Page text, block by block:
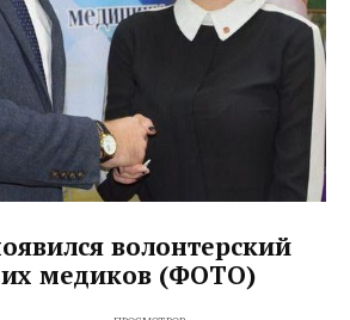
волонтерский
медиков (ФОТО)